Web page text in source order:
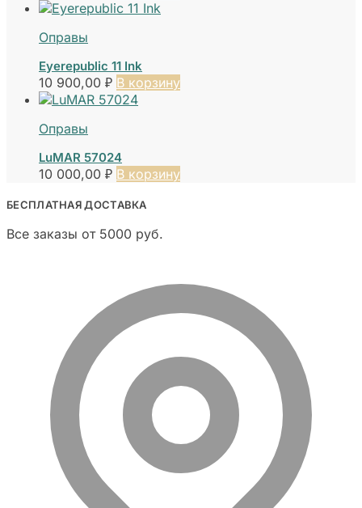
Оправы
Eyerepublic 11 Ink
10 900,00 ₽ В корзину
Оправы
LuMAR 57024
10 000,00 ₽ В корзину
БЕСПЛАТНАЯ ДОСТАВКА
Все заказы от 5000 руб.